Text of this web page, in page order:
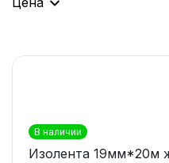
В наличии
Изолента 19мм*20м